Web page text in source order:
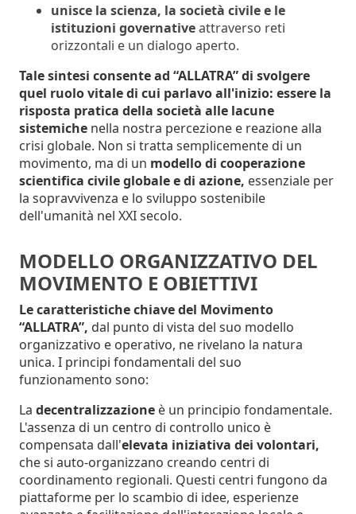
unisce la scienza, la società civile e le
istituzioni governativeattraverso reti
orizzontali e un dialogo aperto.
Tale sintesi consente ad “ALLATRA” di svolgere
quel ruolo vitale di cui parlavo all'inizio: essere la
risposta pratica della società alle lacune
sistemiche nella nostra percezione e reazione alla
crisi globale. Non si tratta semplicemente di un
movimento, ma di un modello di cooperazione
scientifica civile globale e di azione, essenziale per
la sopravvivenza e lo sviluppo sostenibile
dell'umanità nel XXI secolo.
MODELLO ORGANIZZATIVO DEL
MOVIMENTO E OBIETTIVI
Le caratteristiche chiave del Movimento
“ALLATRA”, dal punto di vista del suo modello
organizzativo e operativo, ne rivelano la natura
unica. I principi fondamentali del suo
funzionamento sono:
La decentralizzazione è un principio fondamentale.
L'assenza di un centro di controllo unico è
compensata dall'elevata iniziativa dei volontari,
che si auto-organizzano creando centri di
coordinamento regionali. Questi centri fungono da
piattaforme per lo scambio di idee, esperienze